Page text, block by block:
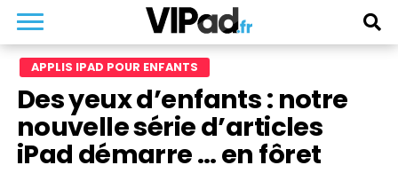
APPLIS IPAD POUR ENFANTS
Des yeux d’enfants : notre
nouvelle série d’articles
iPad démarre … en fôret